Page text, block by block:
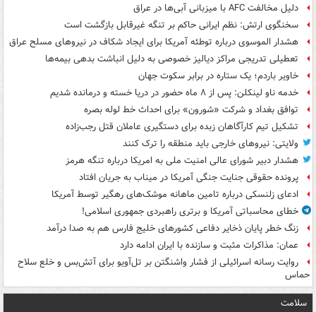
دلیل مخالفت AFC با میزبانی آبی‌ها در عراق
سخنگوی ارتش: نظم ایرانی حاکم بر تنگه غیرقابل بازگشت است
هشدار الموسوی درباره توطئه آمریکا برای ایجاد شکاف در نیروهای مسلح عراق
تعطیلی تدریجی مراکز دیالیز خصوصی به دلیل انباشت بدهی بیمه‌ها
خاویر باردم؛ یک ستاره در برابر سکوت جهان
خدمه ناو لینکلن: پس از ۸ ماه حضور در دریا خسته و درمانده‌ شدیم
توافق بغداد و شرکت «شورون» برای احداث خط لوله بصره
تشکیل تیم کارآگاهان زبده برای دستگیری عاملان قتل رجب‌زاده
ولایتی: نیروهای خارجی باید منطقه را ترک کنند
هشدار دبیر شورای عالی امنیت ملی به امریکا درباره تنگه هرمز
پرونده حقوقی جنایت جنگی آمریکا در میناب به جریان افتاد
ادعای زلنسکی درباره تامین ماهانه موشک‌های رهگیر توسط آمریکا
خطای محاسباتی آمریکا و برتری راهبردی جمهوری اسلامی!
زنگ خطر پایان ذخایر دفاعی کشورهای خلیج فارس هم به صدا درآمد
عمان: مذاکرات مثبت و سازنده با ایران ادامه دارد
روایت رسانه اسرائیلی از فشار واشنگتن بر تل‌آویو برای آتش‌بس و خلع سلاح
حماس
سلامت